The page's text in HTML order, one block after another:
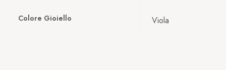
Colore Gioiello Viola